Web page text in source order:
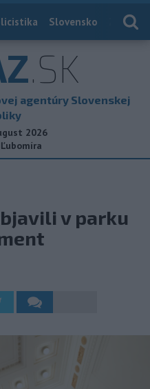
Slovensko
.SK
agentúry Slovenskej
2026
Ľubomíra
v parku